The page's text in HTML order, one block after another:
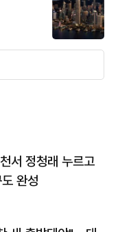
서 정청래 누르고
완성